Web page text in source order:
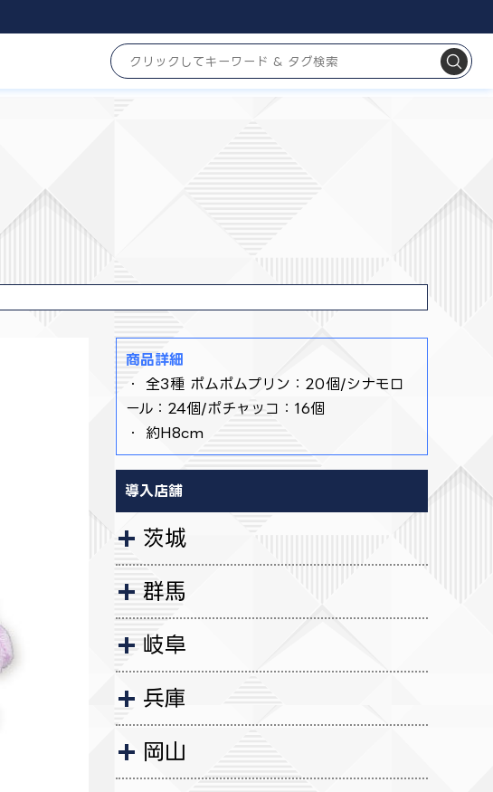
商品詳細
・ 全3種 ポムポムプリン：20個/シナモロ
ール：24個/ポチャッコ：16個
・ 約H8cm
導入店舗
茨城
群馬
岐阜
兵庫
岡山